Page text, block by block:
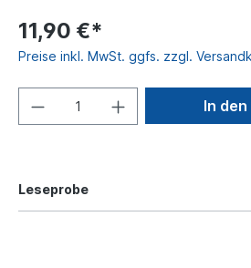
11,90 €*
Preise inkl. MwSt. ggfs. zzgl.
In
Leseprobe